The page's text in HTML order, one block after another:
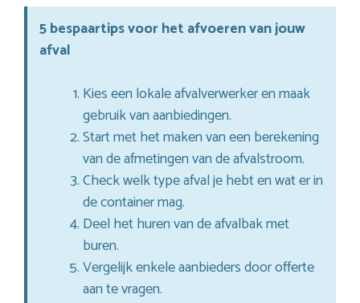
5 bespaartips voor het afvoeren van jouw
afval
Kies een lokale afvalverwerker en maak
gebruik van aanbiedingen.
Start met het maken van een berekening
van de afmetingen van de afvalstroom.
Check welk type afval je hebt en wat er in
de container mag.
Deel het huren van de afvalbak met
buren.
Vergelijk enkele aanbieders door offerte
aan te vragen.